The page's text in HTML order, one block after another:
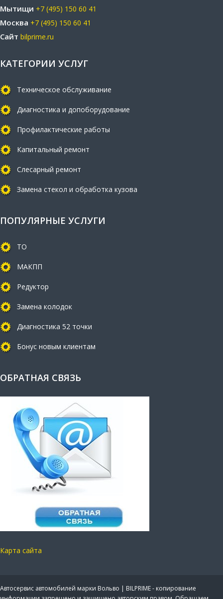
Мытищи +7 (495) 150 60 41
Москва +7 (495) 150 60 41
Сайт bilprime.ru
КАТЕГОРИИ УСЛУГ
Техническое обслуживание
Диагностика и допоборудование
Профилактические работы
Капитальный ремонт
Слесарный ремонт
Замена стекол и обработка кузова
ПОПУЛЯРНЫЕ УСЛУГИ
ТО
МАКПП
Редуктор
Замена колодок
Диагностика 52 точки
Бонус новым клиентам
ОБРАТНАЯ СВЯЗЬ
Карта сайта
Автосервис автомобилей марки Вольво | BILPRIME - копирование